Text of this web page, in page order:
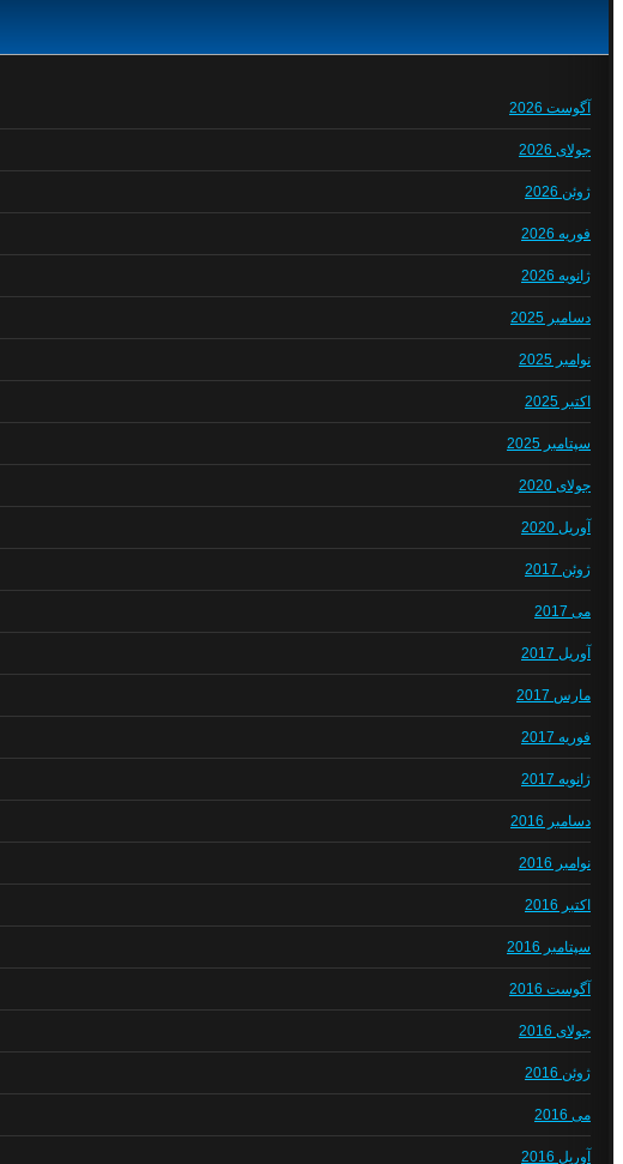
آگوست 2026
جولای 2026
ژوئن 2026
فوریه 2026
ژانویه 2026
دسامبر 2025
نوامبر 2025
اکتبر 2025
سپتامبر 2025
جولای 2020
آوریل 2020
ژوئن 2017
می 2017
آوریل 2017
مارس 2017
فوریه 2017
ژانویه 2017
دسامبر 2016
نوامبر 2016
اکتبر 2016
سپتامبر 2016
آگوست 2016
جولای 2016
ژوئن 2016
می 2016
آوریل 2016